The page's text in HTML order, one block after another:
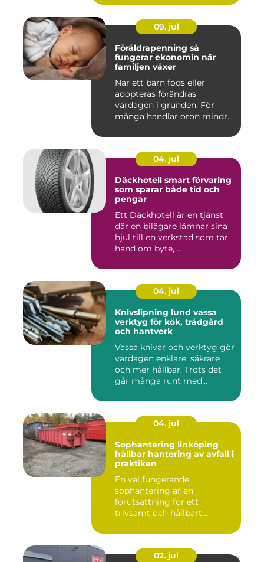
09. jul
Föräldrapenning så
fungerar ekonomin när
familjen växer
När ett barn föds eller
adopteras förändras
vardagen i grunden. För
många handlar oron mindre
04. jul
Däckhotell smart förvaring
som sparar både tid och
pengar
Ett Däckhotell är en tjänst
där en bilägare lämnar sina
hjul till en verkstad som tar
hand om byte, ...
04. jul
Knivslipning lund vassa
verktyg för kök, trädgård
och hantverk
Vassa knivar och verktyg gör
vardagen enklare, säkrare
och mer hållbar. Trots det
går många runt med...
04. jul
Sophantering linköping
hållbar hantering av avfall i
praktiken
En väl fungerande
sophantering är en
förutsättning för ett
trivsamt och hållbart
02. jul